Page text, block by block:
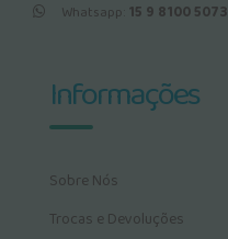
Whatsapp: 15 9 8100 5073
Informações
Sobre Nós
Trocas e Devoluções